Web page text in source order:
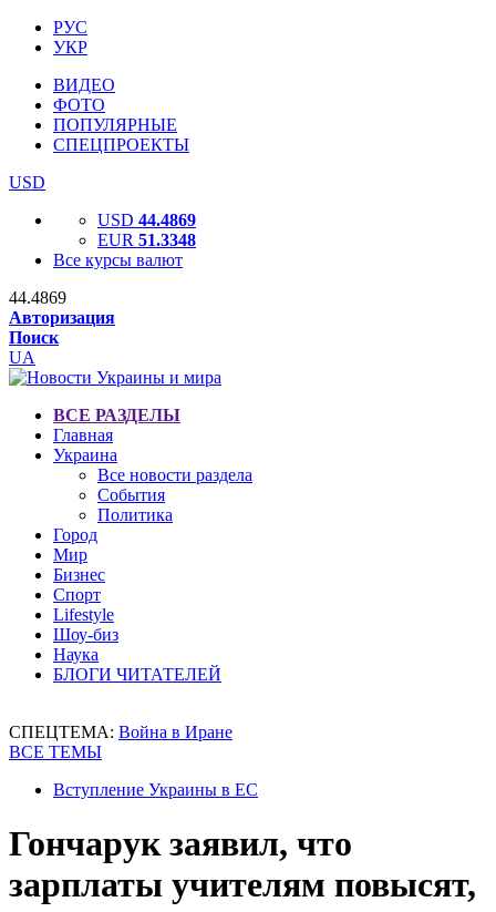
РУС
УКР
ВИДЕО
ФОТО
ПОПУЛЯРНЫЕ
СПЕЦПРОЕКТЫ
USD
USD 44.4869
EUR 51.3348
Все курсы валют
44.4869
Авторизация
Поиск
UA
ВСЕ РАЗДЕЛЫ
Главная
Украина
Все новости раздела
События
Политика
Город
Мир
Бизнес
Спорт
Lifestyle
Шоу-биз
Наука
БЛОГИ ЧИТАТЕЛЕЙ
СПЕЦТЕМА: Война в Иране
ВСЕ ТЕМЫ
Вступление Украины в ЕС
Гончарук заявил, что
зарплаты учителям повысят,